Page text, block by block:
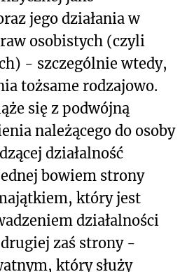
jego działania w
osobistych (czyli
- szczególnie wtedy,
tożsame rodzajowo.
się z podwójną
należącego do osoby
działalność
bowiem strony
który jest
działalności
zaś strony -
który służy